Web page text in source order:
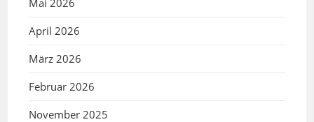
April 2026
März 2026
Februar 2026
November 2025